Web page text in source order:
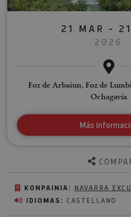
KONPAINIA: NAVARRA
IDIOMAS: CASTELLANO
21 MAR -
2026
Foz de Arbaiun, Foz de
Ochagavía
Más